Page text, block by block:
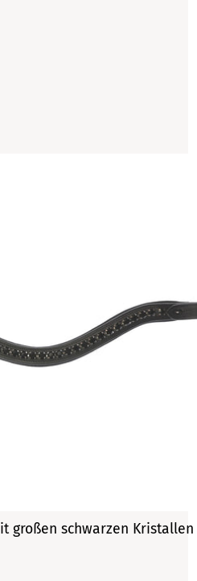
großen schwarzen Kristallen